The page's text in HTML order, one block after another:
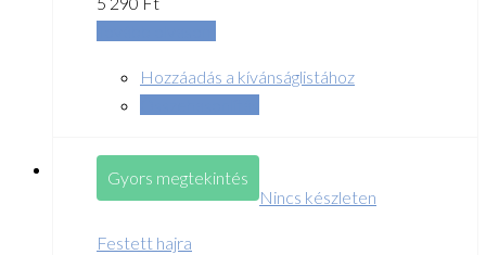
Hozzáadás a kívánságlistához
Gyors megtekintés
Nincs készleten
Festett hajra